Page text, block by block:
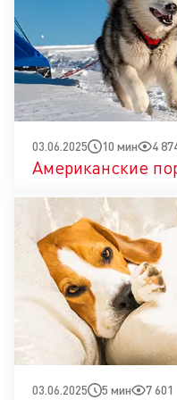
03.06.2025 10 мин 4
Американские
03.06.2025 5 мин 7 601